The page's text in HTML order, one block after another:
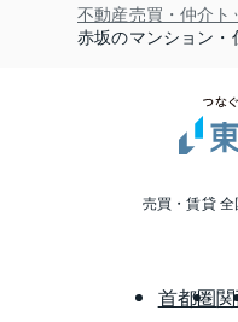
不動産売買・仲介ト
赤坂のマンション・
売買・賃貸
首都圏